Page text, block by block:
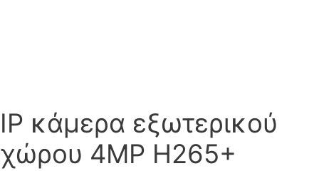
IP κάμερα εξωτερικού
χώρου 4MP H265+